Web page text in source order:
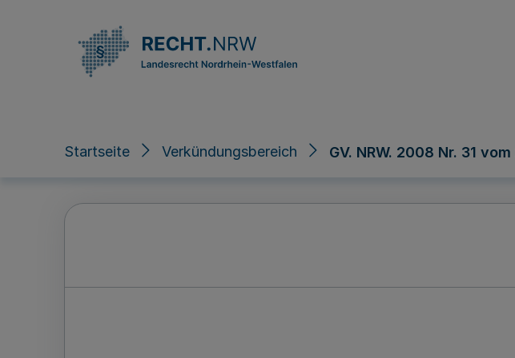
Startseite Verkündungsbereich GV. NRW. 2008 Nr. 31 vom